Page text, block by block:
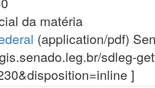
da matéria
(application/pdf)
sdleg-
]